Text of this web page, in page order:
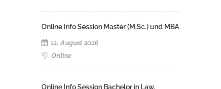
Online Info Session Master (M.Sc.) und MBA
12. August 2026
Online
Online Info Session Bachelor in Law,